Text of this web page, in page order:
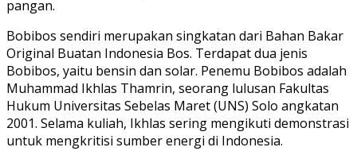
pangan.
Bobibos sendiri merupakan singkatan dari Bahan Bakar
Original Buatan Indonesia Bos. Terdapat dua jenis
Bobibos, yaitu bensin dan solar. Penemu Bobibos adalah
Muhammad Ikhlas Thamrin, seorang lulusan Fakultas
Hukum Universitas Sebelas Maret (UNS) Solo angkatan
2001. Selama kuliah, Ikhlas sering mengikuti demonstrasi
untuk mengkritisi sumber energi di Indonesia.